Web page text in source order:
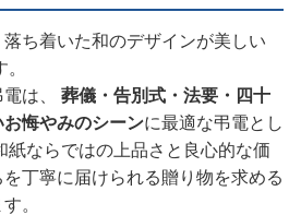
ち着いた和のデザインが美しい
は、 葬儀・告別式・法要・四十
悔やみのシーンに最適な弔電とし
紙ならではの上品さと良心的な価
丁寧に届けられる贈り物を求める
。